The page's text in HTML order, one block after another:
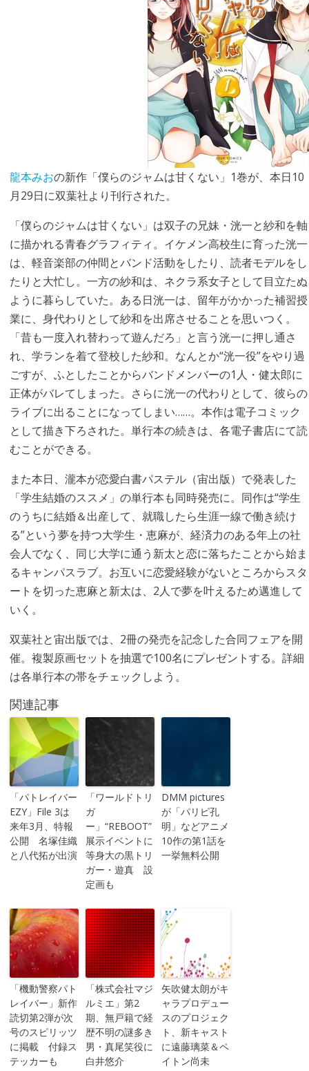
龍本みおの新作「僕らのジャムは甘くない」1巻が、本日10
月29日に双葉社より刊行された。
「僕らのジャムは甘くない」は双子の兄妹・洸一と紗和を軸
に描かれる青春グラフィティ。イケメン高校生に育った洸一
は、軽音楽部の仲間とバンド活動をしたり、読者モデルをし
たりと大忙し。一方の紗和は、ネクラ系女子として目立たぬ
ように暮らしていた。ある日洸一は、留年がかかった補習授
業に、身代わりとして紗和を出席させることを思いつく。
「昔も一度入れ替わって遊んだろ」と言う洸一に押し通さ
れ、学ランを着て登校した紗和。なんとか“洸一役”をやり過
ごすが、ふとしたことからバンドメンバーの1人・健太郎に
正体がバレてしまった。さらに洸一の代わりとして、彼らの
ライブに出ることになってしまい……。本作は電子コミック
として描き下ろされた。単行本の続きは、各電子書店にて読
むことができる。
また本日、瀧本が恋愛白書パステル（宙出版）で発表した
「学生結婚のススメ」の単行本も同時発売に。同作は“学生
のうちに結婚＆出産して、就職したら生涯一線で働き続け
る”という夢を持つ大学生・恵麻が、経済力のある年上の社
会人でなく、同じ大学に通う新太と恋に落ちたことから始ま
るキャンパスラブ。お互いに恋愛経験がないところからスタ
ートを切った恵麻と新太は、2人で夢を叶えるため邁進して
いく。
双葉社と宙出版では、2冊の発売を記念した合同フェアを開
催。複製原画セットを抽選で100名にプレゼントする。詳細
は各単行本の帯をチェックしよう。
関連記事
「パトレイバー
EZY」File 3は
来年3月、特報
公開 名塚佳織
と八代拓が出演
「ワールドトリ
ガ
ー」“REBOOT”
展示イベントに
等身大の黒トリ
ガー・遊真 設
定画も
DMM pictures
が「パリピ孔
明」などアニメ
10作の第1話を
一挙無料公開
「機動警察パト
レイバー」新作
読切第2弾が次
号のスピリッツ
に掲載 付録ス
テッカーも
「株式会社マジ
ルミエ」第2
期、無戸籍で経
歴不明の謎多き
男・真尾笑役に
白井悠介
矢吹健太朗がキ
ャラプロデュー
スのプロジェク
ト、新キャスト
に遠藤璃菜＆ペ
イトン尚未